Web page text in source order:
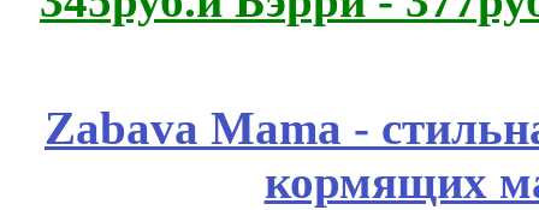
Zabava Mama -
кормящих